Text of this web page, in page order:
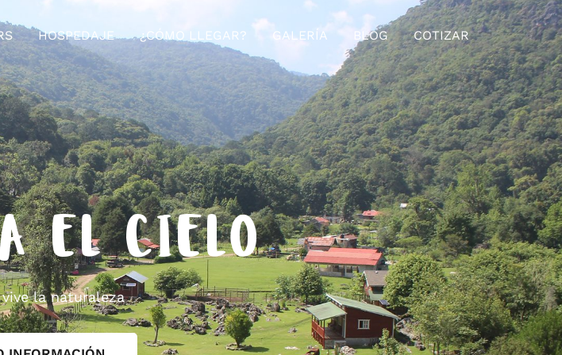
HOSPEDAJE ¿CÓMO LLEGAR? GALERÍA BLOG COTIZAR
EL CIELO
la naturaleza